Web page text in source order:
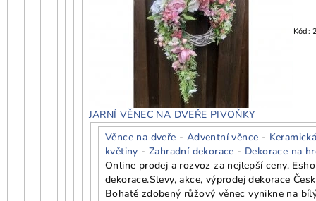
Kód:
JARNÍ VĚNEC NA DVEŘE PIVOŇKY
Věnce na dveře - Adventní věnce -
květiny - Zahradní dekorace - Dekorace na
Online prodej a rozvoz za nejlepší ceny.
dekorace.Slevy, akce, výprodej dekorace
Bohatě zdobený růžový věnec vynikne na